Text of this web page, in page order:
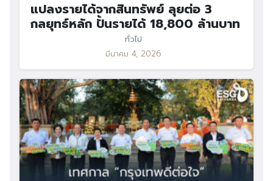
แปลงรายได้จากสินทรัพย์ ลุยต่อ 3
กลยุทธ์หลัก ปั้นรายได้ 18,800 ล้านบาท
ทั่วไป
มีนาคม 4, 2026